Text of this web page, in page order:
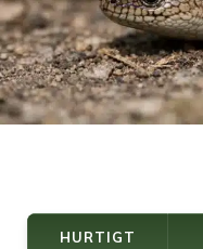
HURTIGT